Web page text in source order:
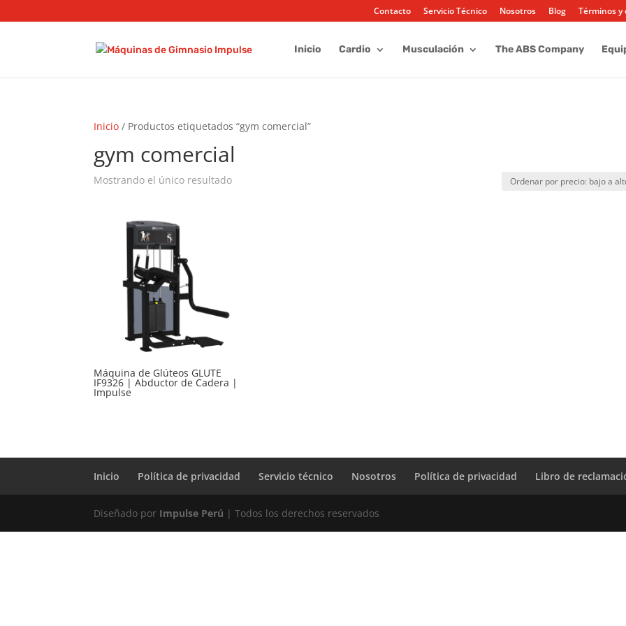
Contacto Servicio Técnico Nosotros Blog Términos y
Inicio Cardio Musculación The ABS Company
Inicio / Productos etiquetados “gym comercial”
gym comercial
Mostrando el único resultado
Máquina de Glúteos GLUTE
IF9326 | Abductor de Cadera |
Impulse
Inicio Política de privacidad Servicio técnico Nosotros Política de privacidad Libro de
Diseñado por Impulse Perú | Todos los derechos reservados